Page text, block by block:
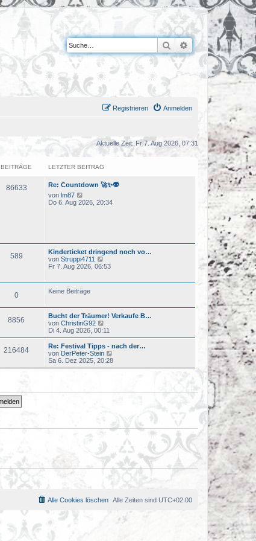
Suche Erweiterte Suche
Anmelden
Registrieren
Aktuelle Zeit: Fr 7. Aug 2026, 07:31
BEITRÄGE LETZTER BEITRAG
86633
Re: Countdown 🚀✨👽
von lm87
e
r
B
e
i
r
a
g
Do 6. Aug 2026, 20:34
589
Kinderticket dringend noch vo…
von Struppi4711
e
r
B
i
t
r
a
g
Fr 7. Aug 2026, 06:53
0 Keine Beiträge
8856
Bucht der Träumer! Verkaufe B…
von ChristinG92
e
u
e
s
t
i
Di 4. Aug 2026, 00:11
216484
Re: Festival Tipps - nach der…
von DerPeter-Stein
e
u
t
g
Sa 6. Dez 2025, 20:28
Alle Zeiten sind UTC+02:00
Alle Cookies löschen